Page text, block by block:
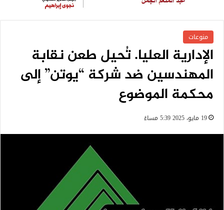
منوعات
الإدارية العليا. تُحيل طعن نقابة
المهندسين ضد شركة “يوتن” إلى
محكمة الموضوع
19 مايو، 2025 5:39 مساءً